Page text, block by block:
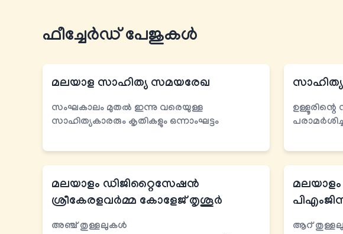
ഫീച്ചേര്‍ഡ് പേജുകൾ
മലയാള സാഹിത്യ സമയരേഖ
സംഘകാലം മുതല്‍ ഇന്നു വരെയുള്ള
സാഹിത്യകാരരും കൃതികളും ഒന്നാംഘട്ടം
മലയാളം ഡിജിറ്റൈസേഷന്‍
ശ്രീകേരളവര്‍മ്മ കോളേജ് തൃശൂര്‍
അഞ്ച് തുള്ളലുകള്‍ ആറ്